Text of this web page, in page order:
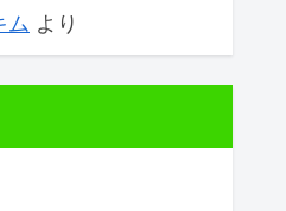
ム より